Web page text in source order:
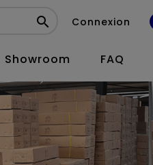
 Connexion
Showroom FAQ